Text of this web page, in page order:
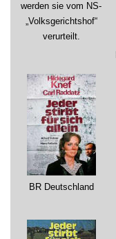
werden sie vom NS-
„Volksgerichtshof“
verurteilt.
BR Deutschland